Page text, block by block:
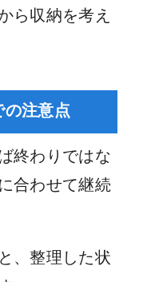
ら収納を考え
の注意点
終わりではな
合わせて継続
、整理した状